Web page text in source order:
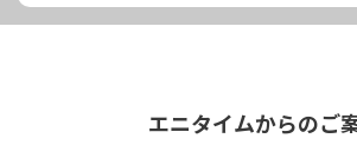
エニタイムからのご